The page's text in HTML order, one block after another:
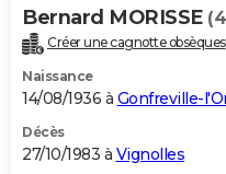
Bernard MORISSE
Créer une cagnotte obsèques
Naissance
14/08/1936 à Gonfreville-
Décès
27/10/1983 à Vignolles